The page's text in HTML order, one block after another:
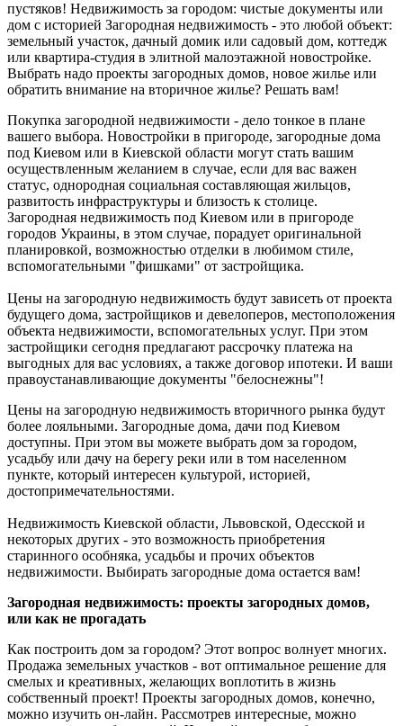
пустяков! Недвижимость за городом: чистые документы или
дом с историей Загородная недвижимость - это любой объект:
земельный участок, дачный домик или садовый дом, коттедж
или квартира-студия в элитной малоэтажной новостройке.
Выбрать надо проекты загородных домов, новое жилье или
обратить внимание на вторичное жилье? Решать вам!
Покупка загородной недвижимости - дело тонкое в плане
вашего выбора. Новостройки в пригороде, загородные дома
под Киевом или в Киевской области могут стать вашим
осуществленным желанием в случае, если для вас важен
статус, однородная социальная составляющая жильцов,
развитость инфраструктуры и близость к столице.
Загородная недвижимость под Киевом или в пригороде
городов Украины, в этом случае, порадует оригинальной
планировкой, возможностью отделки в любимом стиле,
вспомогательными "фишками" от застройщика.
Цены на загородную недвижимость будут зависеть от проекта
будущего дома, застройщиков и девелоперов, местоположения
объекта недвижимости, вспомогательных услуг. При этом
застройщики сегодня предлагают рассрочку платежа на
выгодных для вас условиях, а также договор ипотеки. И ваши
правоустанавливающие документы "белоснежны"!
Цены на загородную недвижимость вторичного рынка будут
более лояльными. Загородные дома, дачи под Киевом
доступны. При этом вы можете выбрать дом за городом,
усадьбу или дачу на берегу реки или в том населенном
пункте, который интересен культурой, историей,
достопримечательностями.
Недвижимость Киевской области, Львовской, Одесской и
некоторых других - это возможность приобретения
старинного особняка, усадьбы и прочих объектов
недвижимости. Выбирать загородные дома остается вам!
Загородная недвижимость: проекты загородных домов,
или как не прогадать
Как построить дом за городом? Этот вопрос волнует многих.
Продажа земельных участков - вот оптимальное решение для
смелых и креативных, желающих воплотить в жизнь
собственный проект! Проекты загородных домов, конечно,
можно изучить он-лайн. Рассмотрев интересные, можно